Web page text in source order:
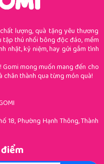
lượng, quà tặng yêu thương
thú nhồi bông độc đáo, mềm
nhật, kỷ niệm, hay gửi gắm tình
mong muốn mang đến cho
thành qua từng món quà!
18, Phường Hạnh Thông, Thành